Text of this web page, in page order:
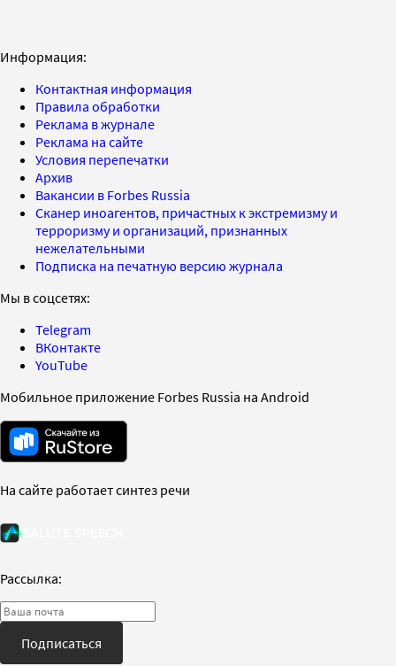
Информация:
Контактная информация
Правила обработки
Реклама в журнале
Реклама на сайте
Условия перепечатки
Архив
Вакансии в Forbes Russia
Сканер иноагентов, причастных к экстремизму и
терроризму и организаций, признанных
нежелательными
Подписка на печатную версию журнала
Мы в соцсетях:
Telegram
ВКонтакте
YouTube
Мобильное приложение Forbes Russia на Android
На сайте работает синтез речи
Рассылка:
Подписаться